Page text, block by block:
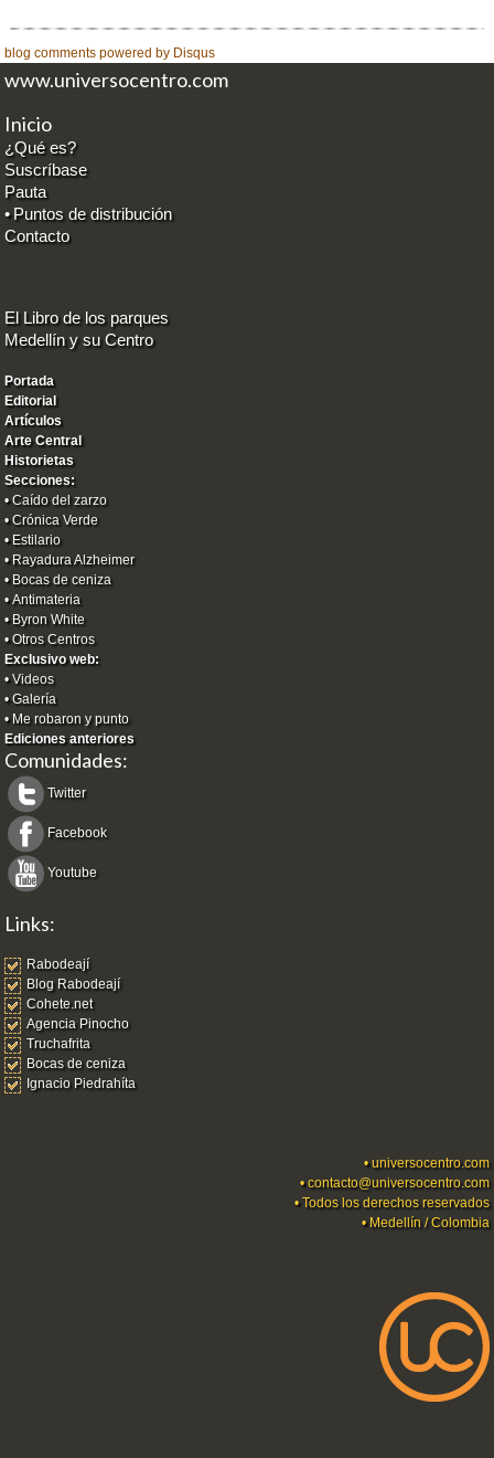
blog comments powered by Disqus
www.universocentro.com
Inicio
¿Qué es?
Suscríbase
Pauta
• Puntos de distribución
Contacto
El Libro de los parques
Medellín y su Centro
Portada
Editorial
Artículos
Arte Central
Historietas
Secciones:
•Caído del zarzo
•Crónica Verde
• Estilario
• Rayadura Alzheimer
• Bocas de ceniza
•Antimateria
• Byron White
•Otros Centros
Exclusivo web:
•Videos
•Galería
• Me robaron y punto
Ediciones anteriores
Comunidades:
Twitter
Facebook
Youtube
Links:
Rabodeají
Blog Rabodeají
Cohete.net
Agencia Pinocho
Truchafrita
Bocas de ceniza
Ignacio Piedrahíta
•universocentro.com
•contacto@universocentro.com
• Todos los derechos reservados
• Medellín / Colombia